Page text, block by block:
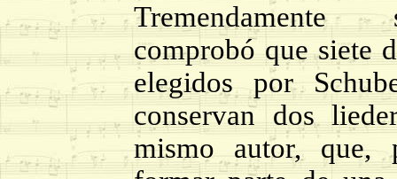
Tremendamente
comprobó que siete
elegidos por
conservan dos
mismo autor, que,